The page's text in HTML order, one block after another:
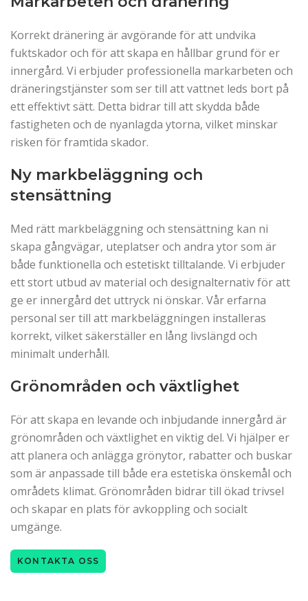
Korrekt dränering är avgörande för att undvika
fuktskador och för att skapa en hållbar grund för er
innergård. Vi erbjuder professionella markarbeten och
dräneringstjänster som ser till att vattnet leds bort på
ett effektivt sätt. Detta bidrar till att skydda både
fastigheten och de nyanlagda ytorna, vilket minskar
risken för framtida skador.
Ny markbeläggning och
stensättning
Med rätt markbeläggning och stensättning kan ni
skapa gångvägar, uteplatser och andra ytor som är
både funktionella och estetiskt tilltalande. Vi erbjuder
ett stort utbud av material och designalternativ för att
ge er innergård det uttryck ni önskar. Vår erfarna
personal ser till att markbeläggningen installeras
korrekt, vilket säkerställer en lång livslängd och
minimalt underhåll.
Grönområden och växtlighet
För att skapa en levande och inbjudande innergård är
grönområden och växtlighet en viktig del. Vi hjälper er
att planera och anlägga grönytor, rabatter och buskar
som är anpassade till både era estetiska önskemål och
områdets klimat. Grönområden bidrar till ökad trivsel
och skapar en plats för avkoppling och socialt
umgänge.
KONTAKTA OSS